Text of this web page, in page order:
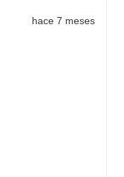
hace 7 meses